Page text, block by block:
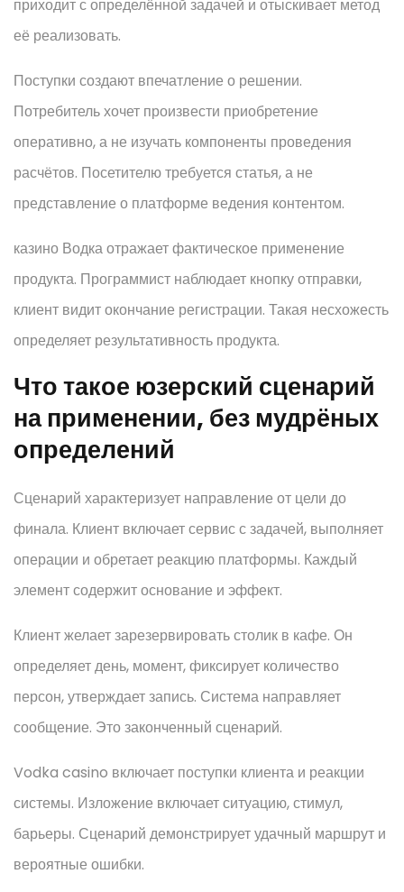
приходит с определённой задачей и отыскивает метод
её реализовать.
Поступки создают впечатление о решении.
Потребитель хочет произвести приобретение
оперативно, а не изучать компоненты проведения
расчётов. Посетителю требуется статья, а не
представление о платформе ведения контентом.
казино Водка отражает фактическое применение
продукта. Программист наблюдает кнопку отправки,
клиент видит окончание регистрации. Такая несхожесть
определяет результативность продукта.
Что такое юзерский сценарий
на применении, без мудрёных
определений
Сценарий характеризует направление от цели до
финала. Клиент включает сервис с задачей, выполняет
операции и обретает реакцию платформы. Каждый
элемент содержит основание и эффект.
Клиент желает зарезервировать столик в кафе. Он
определяет день, момент, фиксирует количество
персон, утверждает запись. Система направляет
сообщение. Это законченный сценарий.
Vodka casino включает поступки клиента и реакции
системы. Изложение включает ситуацию, стимул,
барьеры. Сценарий демонстрирует удачный маршрут и
вероятные ошибки.